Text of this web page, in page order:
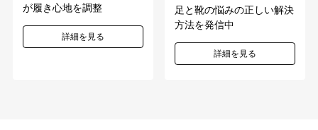
が履き心地を調整
詳細を見る
足と靴の悩みの正しい解決
方法を発信中
詳細を見る